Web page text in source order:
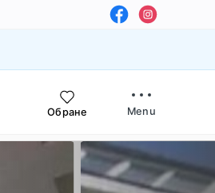
Обране Menu